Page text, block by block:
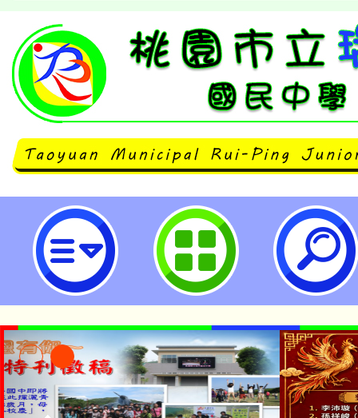
neilrpjhstyc網站設計者：徐嘉